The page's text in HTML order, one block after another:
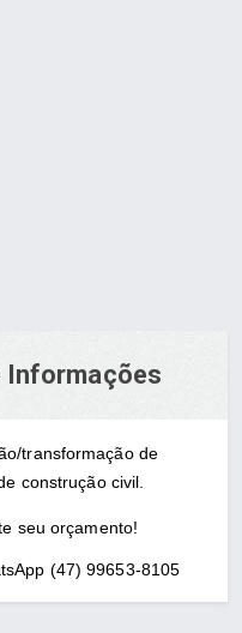
Informações
transformação de
construção civil.
seu orçamento!
(47) 99653-8105